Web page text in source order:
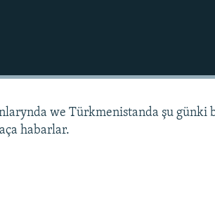
we Türkmenistanda şu günki
habarlar.